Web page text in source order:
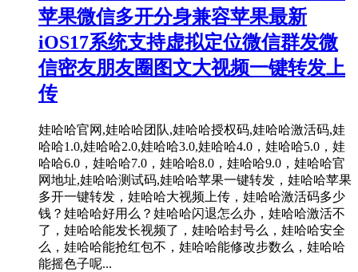
苹果微信多开分身兼容苹果最新
iOS17系统支持虚拟定位微信群发微
信密友朋友圈图文大视频一键转发上
传
娃哈哈官网,娃哈哈团队,娃哈哈授权码,娃哈哈激活码,娃
哈哈1.0,娃哈哈2.0,娃哈哈3.0,娃哈哈4.0，娃哈哈5.0，娃
哈哈6.0，娃哈哈7.0，娃哈哈8.0，娃哈哈9.0，娃哈哈官
网地址,娃哈哈测试码,娃哈哈苹果一键转发，娃哈哈苹果
多开一键转发，娃哈哈大视频上传，娃哈哈激活码多少
钱？娃哈哈好用么？娃哈哈闪退怎么办，娃哈哈激活不
了，娃哈哈能发长视频了，娃哈哈封号么，娃哈哈安全
么，娃哈哈能抢红包不，娃哈哈能修改步数么，娃哈哈
能摇色子呢...